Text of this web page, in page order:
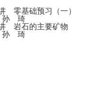
零基础预习（一）
孙 琦
岩石的主要矿物
孙 琦